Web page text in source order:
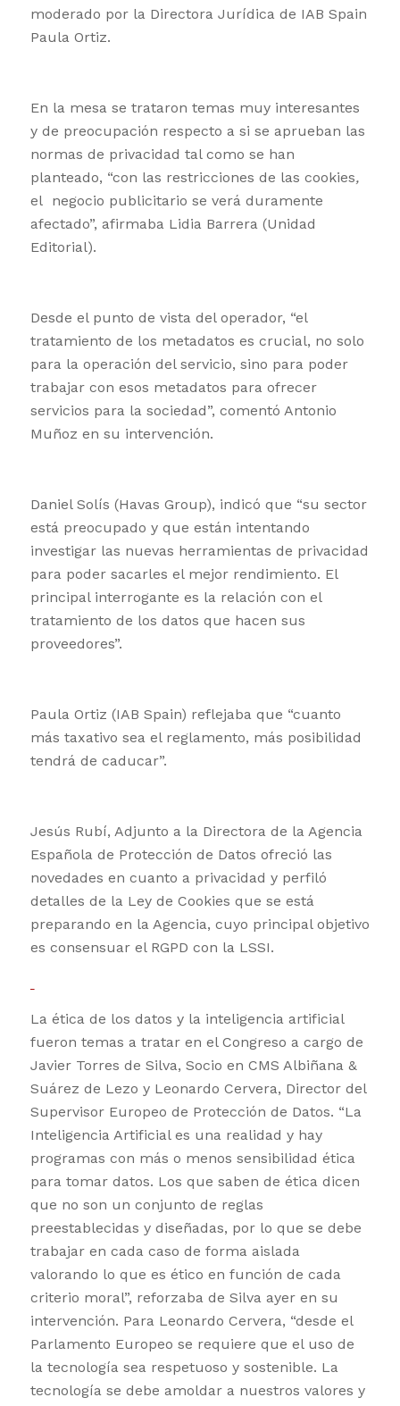
moderado por la Directora Jurídica de IAB Spain
Paula Ortiz.
En la mesa se trataron temas muy interesantes
y de preocupación respecto a si se aprueban las
normas de privacidad tal como se han
planteado, “con las restricciones de las cookies,
el negocio publicitario se verá duramente
afectado”, afirmaba Lidia Barrera (Unidad
Editorial).
Desde el punto de vista del operador, “el
tratamiento de los metadatos es crucial, no solo
para la operación del servicio, sino para poder
trabajar con esos metadatos para ofrecer
servicios para la sociedad”, comentó Antonio
Muñoz en su intervención.
Daniel Solís (Havas Group), indicó que “su sector
está preocupado y que están intentando
investigar las nuevas herramientas de privacidad
para poder sacarles el mejor rendimiento. El
principal interrogante es la relación con el
tratamiento de los datos que hacen sus
proveedores”.
Paula Ortiz (IAB Spain) reflejaba que “cuanto
más taxativo sea el reglamento, más posibilidad
tendrá de caducar”.
Jesús Rubí, Adjunto a la Directora de la Agencia
Española de Protección de Datos ofreció las
novedades en cuanto a privacidad y perfiló
detalles de la Ley de Cookies que se está
preparando en la Agencia, cuyo principal objetivo
es consensuar el RGPD con la LSSI.
La ética de los datos y la inteligencia artificial
fueron temas a tratar en el Congreso a cargo de
Javier Torres de Silva, Socio en CMS Albiñana &
Suárez de Lezo y Leonardo Cervera, Director del
Supervisor Europeo de Protección de Datos. “La
Inteligencia Artificial es una realidad y hay
programas con más o menos sensibilidad ética
para tomar datos. Los que saben de ética dicen
que no son un conjunto de reglas
preestablecidas y diseñadas, por lo que se debe
trabajar en cada caso de forma aislada
valorando lo que es ético en función de cada
criterio moral”, reforzaba de Silva ayer en su
intervención. Para Leonardo Cervera, “desde el
Parlamento Europeo se requiere que el uso de
la tecnología sea respetuoso y sostenible. La
tecnología se debe amoldar a nuestros valores y